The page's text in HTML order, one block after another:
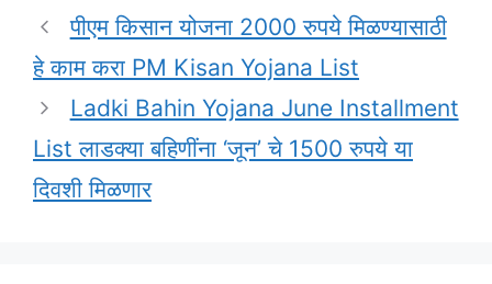
पीएम किसान योजना 2000 रुपये मिळण्यासाठी
हे काम करा PM Kisan Yojana List
Ladki Bahin Yojana June Installment
List लाडक्या बहिणींना ‘जून’ चे 1500 रुपये या
दिवशी मिळणार